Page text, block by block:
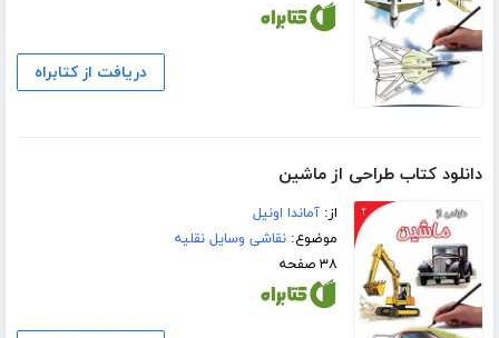
دریافت از کتابراه
دانلود کتاب طراحی از ماشین
از:آماندا اونیل
موضوع:نقاشی وسایل نقلیه
۳۸ صفحه